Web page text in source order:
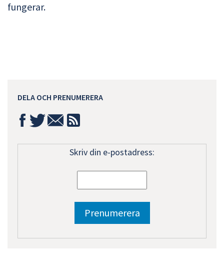
fungerar.
DELA OCH PRENUMERERA
Skriv din e-postadress: